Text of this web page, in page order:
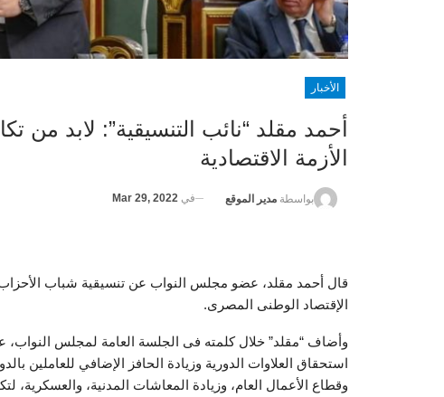
الأخبار
أحمد مقلد “نائب التنسيقية”: لابد
الأزمة الاقتصادية
بواسطة مدير الموقع في Mar 29, 2022
قال أحمد مقلد، عضو مجلس النواب عن تنسيقية شباب الأحزاب
الإقتصاد الوطنى المصرى.
وأضاف “مقلد” خلال كلمته فى الجلسة العامة لمجلس
استحقاق العلاوات الدورية وزيادة الحافز الإضافي للعاملين